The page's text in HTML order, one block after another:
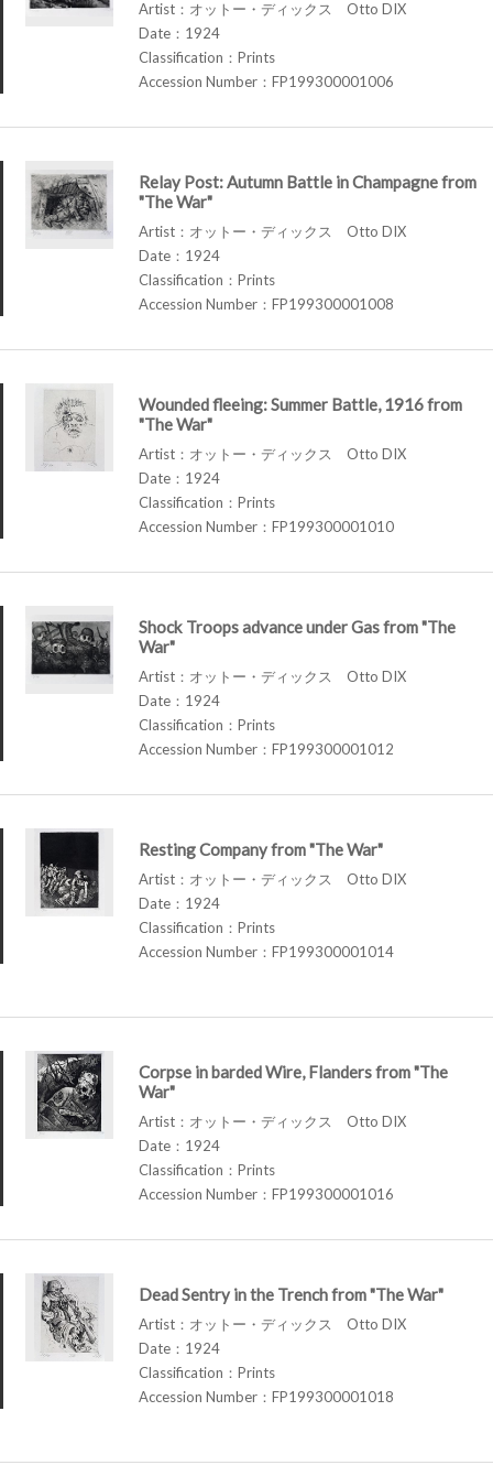
Artist：オットー・ディックス Otto DIX
Date：1924
Classification：Prints
Accession Number：FP199300001006
Relay Post: Autumn Battle in Champagne from
"The War"
Artist：オットー・ディックス Otto DIX
Date：1924
Classification：Prints
Accession Number：FP199300001008
Wounded fleeing: Summer Battle, 1916 from
"The War"
Artist：オットー・ディックス Otto DIX
Date：1924
Classification：Prints
Accession Number：FP199300001010
Shock Troops advance under Gas from "The
War"
Artist：オットー・ディックス Otto DIX
Date：1924
Classification：Prints
Accession Number：FP199300001012
Resting Company from "The War"
Artist：オットー・ディックス Otto DIX
Date：1924
Classification：Prints
Accession Number：FP199300001014
Corpse in barded Wire, Flanders from "The
War"
Artist：オットー・ディックス Otto DIX
Date：1924
Classification：Prints
Accession Number：FP199300001016
Dead Sentry in the Trench from "The War"
Artist：オットー・ディックス Otto DIX
Date：1924
Classification：Prints
Accession Number：FP199300001018